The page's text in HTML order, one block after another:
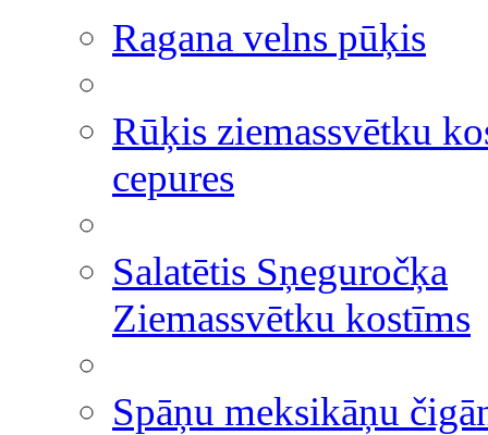
Ragana velns pūķis
Rūķis ziemassvētku
cepures
Salatētis Sņeguročķa
Ziemassvētku kostīms
Spāņu meksikāņu